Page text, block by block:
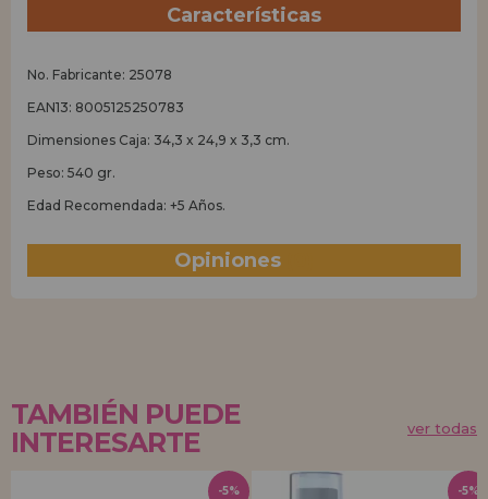
Características
No. Fabricante: 25078
EAN13: 8005125250783
Dimensiones Caja: 34,3 x 24,9 x 3,3 cm.
Peso: 540 gr.
Edad Recomendada: +5 Años.
Opiniones
TAMBIÉN PUEDE
INTERESARTE
ver todas
-5% -5%